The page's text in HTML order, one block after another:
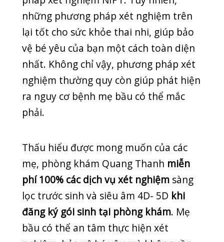
Tin mới nhất
CUỐI TUẦN VẪN KHÁM BÌNH THƯỜNG –
PHÒNG KHÁM QUỐC TẾ QUANG THANH PHỤC
VỤ 7 NGÀY/TUẦN
20/07/2026
BIẾN CHỨNG HOẠI TỬ ĐEN NGÓN TAY SAU KHI
BỊ RẮN CẮN
“NẠN ĐÓI TIỀM ẨN” – KẺ THẦM LẶNG CƯỚP ĐI
CƠ HỘI PHÁT TRIỂN CỦA CON
07/07/2026
Bài xem nhiều nhất
Đừng quên 8 khung giờ vàng thải độc cho
88741